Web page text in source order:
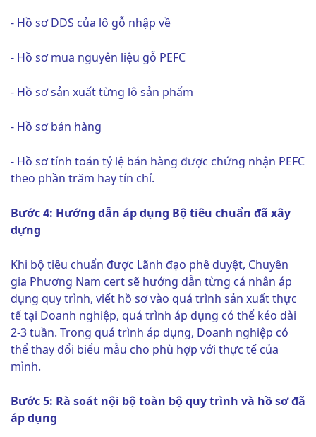
- Hồ sơ DDS của lô gỗ nhập về
- Hồ sơ mua nguyên liệu gỗ PEFC
- Hồ sơ sản xuất từng lô sản phẩm
- Hồ sơ bán hàng
- Hồ sơ tính toán tỷ lệ bán hàng được chứng nhận PEFC
theo phần trăm hay tín chỉ.
Bước 4: Hướng dẫn áp dụng Bộ tiêu chuẩn đã xây
dựng
Khi bộ tiêu chuẩn được Lãnh đạo phê duyệt, Chuyên
gia Phương Nam cert sẽ hướng dẫn từng cá nhân áp
dụng quy trình, viết hồ sơ vào quá trình sản xuất thực
tế tại Doanh nghiệp, quá trình áp dụng có thể kéo dài
2-3 tuần. Trong quá trình áp dụng, Doanh nghiệp có
thể thay đổi biểu mẫu cho phù hợp với thực tế của
mình.
Bước 5: Rà soát nội bộ toàn bộ quy trình và hồ sơ đã
áp dụng